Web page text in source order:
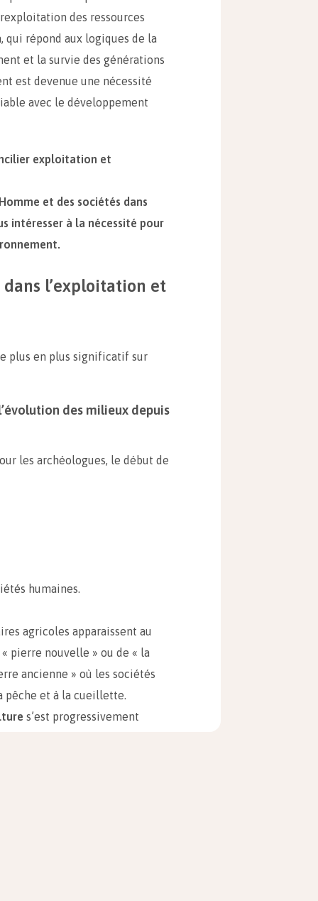
des ressources
qui répond aux logiques de la
et la survie des générations
est devenue une nécessité
avec le développement
exploitation et
et des sociétés dans
intéresser à la nécessité pour
dans l’exploitation et
plus en plus significatif sur
des milieux depuis
les archéologues, le début de
humaines.
agricoles apparaissent au
pierre nouvelle » ou de « la
ancienne » où les sociétés
pêche et à la cueillette.
s’est progressivement
et en Nouvelle-Guinée et,